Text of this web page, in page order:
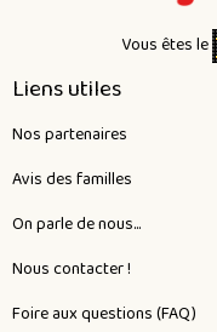
Vous êtes le
Liens utiles
Nos partenaires
Avis des familles
On parle de nous...
Nous contacter !
Foire aux questions (FAQ)